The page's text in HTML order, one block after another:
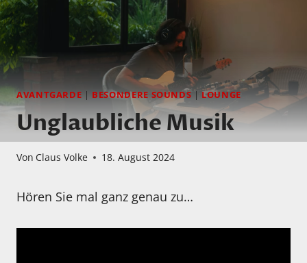
AVANTGARDE | BESONDERE SOUNDS | LOUNGE
Unglaubliche Musik
Von Claus Volke 18. August 2024
Hören Sie mal ganz genau zu…